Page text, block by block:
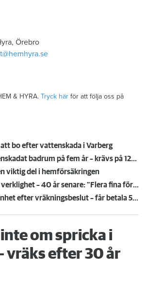
Örebro
& HYRA. Tryck här för att följa oss på
bo efter vattenskada i Varberg
Anmälde inte vattenskadat badrum på fem år – krävs på 125 000 kronor
viktig del i hemförsäkringen
Kompisdealen blev verklighet – 40 år senare: "Flera fina fördelar med att dela bostad"
Kvinna kapade lägenhet efter vräkningsbeslut – får betala 50 000
om spricka i
vräks efter 30 år